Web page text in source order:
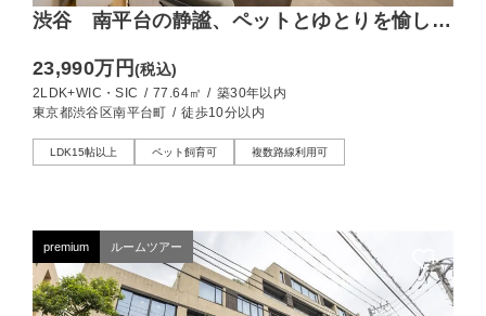
渋谷 南平台の静謐、ペットとゆとりを愉しむ
23,990万円(税込)
2LDK+WIC・SIC / 77.64㎡ / 築30年以内
東京都渋谷区南平台町 / 徒歩10分以内
LDK15帖以上 ペット飼育可 複数路線利用可
premium ルームツアー